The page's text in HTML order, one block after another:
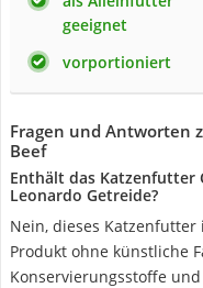
geeignet
vorportioniert
Fragen und Antworten
Beef
Enthält das Katzenfutter
Leonardo Getreide?
Nein, dieses
Produkt ohne künstliche
Konservierungsstoffe